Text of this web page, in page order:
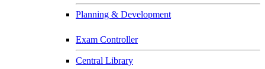
Planning & Development
Exam Controller
Central Library